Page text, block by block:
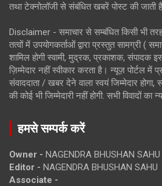
तथा टेक्नोलॉजी से संबंधित खबरें पोस्ट की जाती
Disclaimer - समाचार से सम्बंधित किसी भी
तत्वों में उपयोगकर्ताओं द्वारा प्रस्तुत सामग्री (
शामिल होगी स्वामी, मुद्रक, प्रकाशक, संपादक
ज़िम्मेदार नहीं स्वीकार करता है। न्यूज़ पोर्टल में
संवाददाता / खबर देने वाला स्वयं जिम्मेदार
की कोई भी जिम्मेदारी नहीं होगी. सभी विवादों का
हमसे सम्पर्क करें
Owner - NAGENDRA BHUSHAN SAHU
Editor - NAGENDRA BHUSHAN SAHU
Associate -